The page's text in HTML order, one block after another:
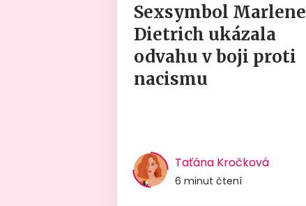
Sexsymbol Marlene
Dietrich ukázala
odvahu v boji proti
nacismu
Taťána Kročková
6 minut čtení